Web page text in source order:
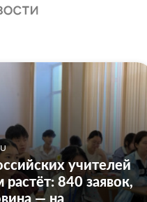
учителей
840 заявок,
— на